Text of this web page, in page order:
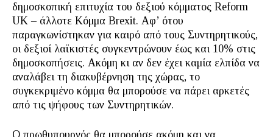
δημοσκοπική επιτυχία του δεξιού κόμματος Reform
UK – άλλοτε Κόμμα Brexit. Αφ’ ότου
παραγκωνίστηκαν για καιρό από τους Συντηρητικούς,
οι δεξιοί λαϊκιστές συγκεντρώνουν έως και 10% στις
δημοσκοπήσεις. Ακόμη κι αν δεν έχει καμία ελπίδα να
αναλάβει τη διακυβέρνηση της χώρας, το
συγκεκριμένο κόμμα θα μπορούσε να πάρει αρκετές
από τις ψήφους των Συντηρητικών.
Ο πρωθυπουργός θα μπορούσε ακόμη και να